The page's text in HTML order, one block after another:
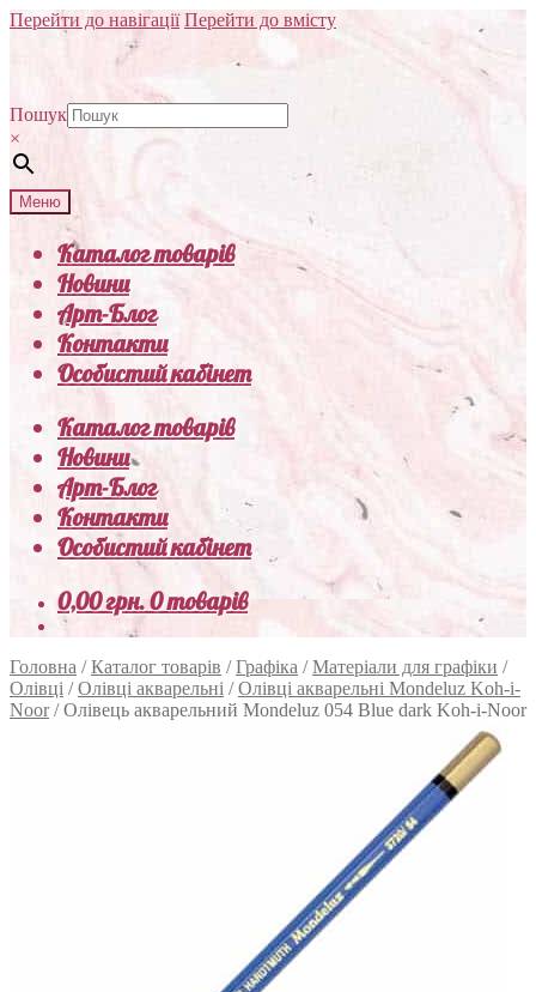
Перейти до навігації Перейти до вмісту
Пошук
×
Меню
Каталог товарів
Новини
Арт-Блог
Контакти
Особистий кабінет
Каталог товарів
Новини
Арт-Блог
Контакти
Особистий кабінет
0,00грн.0 товарів
Головна /Каталог товарів /Графіка /Матеріали для графіки /
Олівці /Олівці акварельні /Олівці акварельні Mondeluz Koh-i-
Noor/Олівець акварельний Mondeluz 054 Blue dark Koh-i-Noor